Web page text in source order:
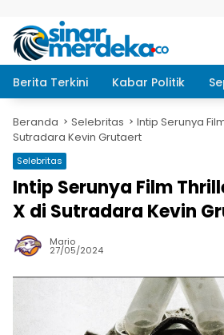
Berita Terkini Kabar Politik
Beranda Selebritas
Intip Serunya
Sutradara Kevin Grutaert
Selebritas
Intip Serunya Film
X di Sutradara Kevin
Mario
27/05/2024